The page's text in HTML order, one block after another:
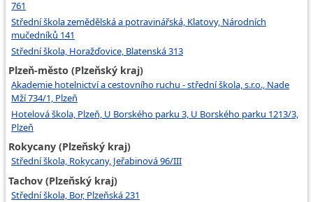
761
Střední škola zemědělská a potravinářská, Klatovy, Národních
mučedníků 141
Střední škola, Horažďovice, Blatenská 313
Plzeň-město (Plzeňský kraj)
Akademie hotelnictví a cestovního ruchu - střední škola, s.r.o., Nade
Mží 734/1, Plzeň
Hotelová škola, Plzeň, U Borského parku 3, U Borského parku 1213/3,
Plzeň
Rokycany (Plzeňský kraj)
Střední škola, Rokycany, Jeřabinová 96/III
Tachov (Plzeňský kraj)
Střední škola, Bor, Plzeňská 231